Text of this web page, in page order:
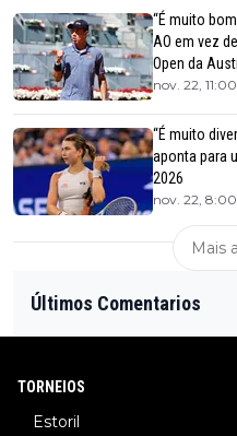
“É muito
AO em vez
Open da
nov. 22, 11:00
“É muito
aponta para
2026
nov. 22, 8:00
Mais
Últimos Comentarios
TORNEIOS
Estoril